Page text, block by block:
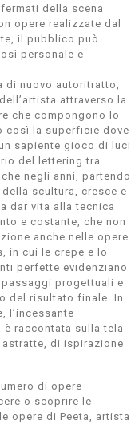
della scena
opere realizzate dal
il pubblico può
personale e
di nuovo autoritratto,
attraverso la
che compongono lo
così la superficie dove
sapiente gioco di luci
del lettering tra
negli anni, partendo
scultura, cresce e
dar vita alla tecnica
e costante, che non
anche nelle opere
in cui le crepe e lo
perfette evidenziano
progettuali e
del risultato finale. In
l’incessante
raccontata sulla tela
di ispirazione
di opere
o scoprire le
opere di Peeta, artista